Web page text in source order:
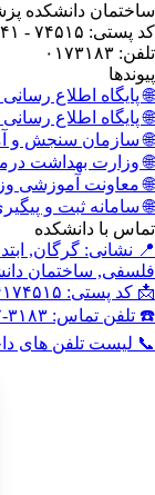
دانشکده
۷۴۵۱۵ - ۴۹۳۴۱
۰۱۷۳۱۸۳
پایگاه اطلاع
پایگاه اطلاع رسانی
سازمان سنجش و
وزارت بهداشت
معاونت آموزشی
سامانه ثبت و
با دانشکده
نشانی: گرگان,
ساختمان
پستی: ۴۹۳۴۱۷۴۵۱۵
تماس: ۳۱۸۳-۰۱۷
لیست تلفن های